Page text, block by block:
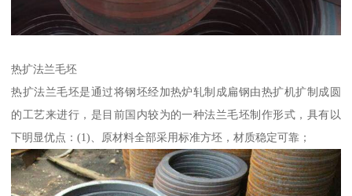
热扩法兰毛坯
热扩法兰毛坯是通过将钢坯经加热炉轧制成扁钢由热扩机扩制成圆
的工艺来进行，是目前国内较为的一种法兰毛坯制作形式，具有以
下明显优点：(1)、原材料全部采用标准方坯，材质稳定可靠；